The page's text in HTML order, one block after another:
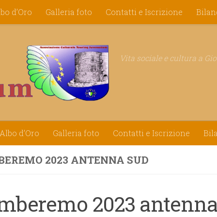
d’Oro Galleria foto Contatti e Iscrizione
Vita sociale e cultura a
Albo d’Oro Galleria foto Contatti e Iscrizione
2023 ANTENNA SUD
2023